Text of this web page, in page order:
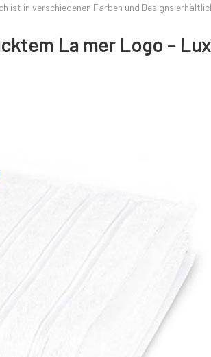
ist in verschiedenen Farben und Designs
La mer Logo –